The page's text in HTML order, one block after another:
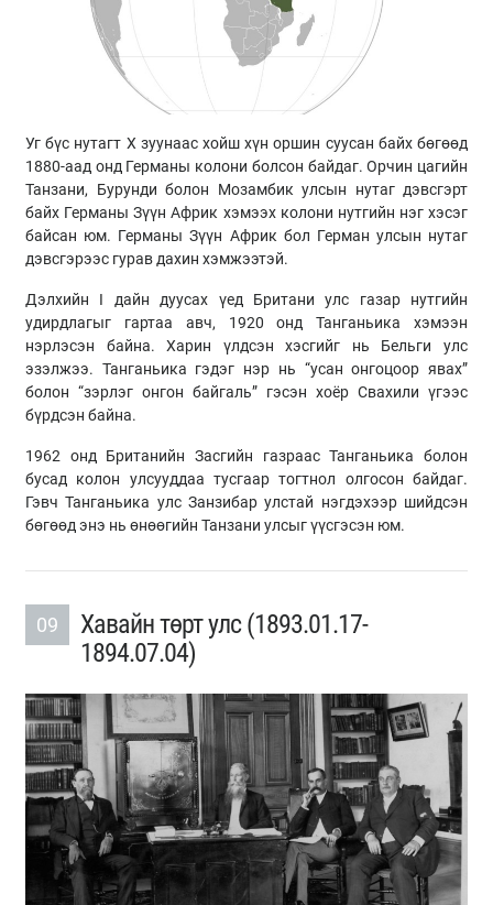
Уг бүс нутагт X зуунаас хойш хүн оршин суусан байх бөгөөд
1880-аад онд Германы колони болсон байдаг. Орчин цагийн
Танзани, Бурунди болон Мозамбик улсын нутаг дэвсгэрт
байх Германы Зүүн Африк хэмээх колони нутгийн нэг хэсэг
байсан юм. Германы Зүүн Африк бол Герман улсын нутаг
дэвсгэрээс гурав дахин хэмжээтэй.
Дэлхийн I дайн дуусах үед Британи улс газар нутгийн
удирдлагыг гартаа авч, 1920 онд Танганьика хэмээн
нэрлэсэн байна. Харин үлдсэн хэсгийг нь Бельги улс
эзэлжээ. Танганьика гэдэг нэр нь “усан онгоцоор явах”
болон “зэрлэг онгон байгаль” гэсэн хоёр Свахили үгээс
бүрдсэн байна.
1962 онд Британийн Засгийн газраас Танганьика болон
бусад колон улсууддаа тусгаар тогтнол олгосон байдаг.
Гэвч Танганьика улс Занзибар улстай нэгдэхээр шийдсэн
бөгөөд энэ нь өнөөгийн Танзани улсыг үүсгэсэн юм.
09
Хавайн төрт улс (​1893.01.17-
1894.07.04)